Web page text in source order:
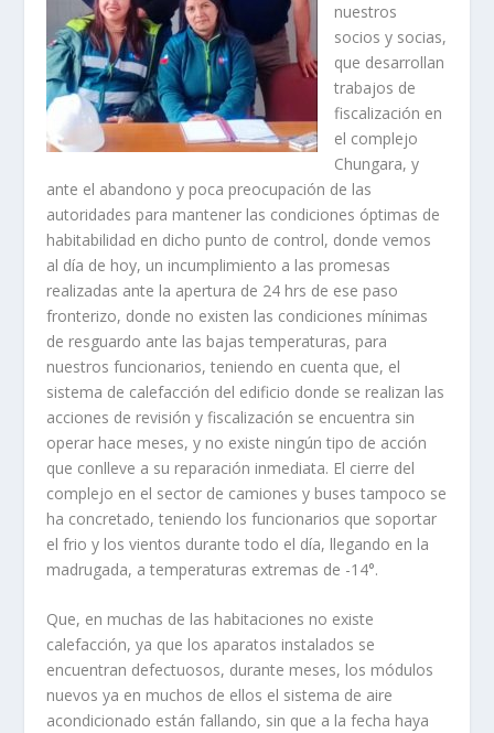
nuestros
socios y socias,
que desarrollan
trabajos de
fiscalización en
el complejo
Chungara, y
ante el abandono y poca preocupación de las
autoridades para mantener las condiciones óptimas de
habitabilidad en dicho punto de control, donde vemos
al día de hoy, un incumplimiento a las promesas
realizadas ante la apertura de 24 hrs de ese paso
fronterizo, donde no existen las condiciones mínimas
de resguardo ante las bajas temperaturas, para
nuestros funcionarios, teniendo en cuenta que, el
sistema de calefacción del edificio donde se realizan las
acciones de revisión y fiscalización se encuentra sin
operar hace meses, y no existe ningún tipo de acción
que conlleve a su reparación inmediata. El cierre del
complejo en el sector de camiones y buses tampoco se
ha concretado, teniendo los funcionarios que soportar
el frio y los vientos durante todo el día, llegando en la
madrugada, a temperaturas extremas de -14°.
Que, en muchas de las habitaciones no existe
calefacción, ya que los aparatos instalados se
encuentran defectuosos, durante meses, los módulos
nuevos ya en muchos de ellos el sistema de aire
acondicionado están fallando, sin que a la fecha haya